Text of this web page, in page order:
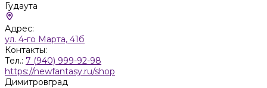
Гудаута
Адрес:
ул. 4-го Марта, 41б
Контакты:
Тел.: 7 (940) 999-92-98
https://newfantasy.ru/shop
Димитровград